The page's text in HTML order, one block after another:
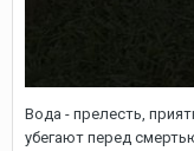
Вода - прелесть,
убегают перед